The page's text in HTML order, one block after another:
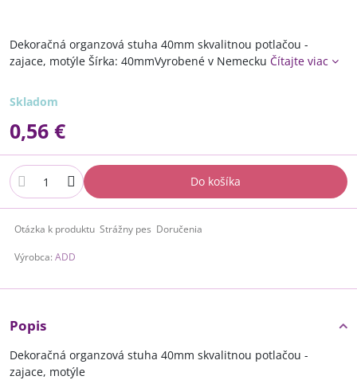
Dekoračná organzová stuha 40mm skvalitnou potlačou -
zajace, motýle Šírka: 40mmVyrobené v Nemecku Čítajte viac
Skladom
0,56 €
Do košíka
Otázka k produktu Strážny pes Doručenia
Výrobca: ADD
Popis
Dekoračná organzová stuha 40mm skvalitnou potlačou -
zajace, motýle